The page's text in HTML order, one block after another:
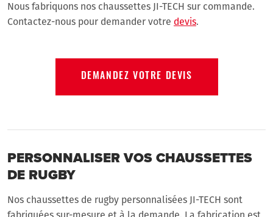
Nous fabriquons nos chaussettes JI-TECH sur commande.
Contactez-nous pour demander votre devis.
DEMANDEZ VOTRE DEVIS
PERSONNALISER VOS CHAUSSETTES
DE RUGBY
Nos chaussettes de rugby personnalisées JI-TECH sont
fabriquées sur-mesure et à la demande. La fabrication est